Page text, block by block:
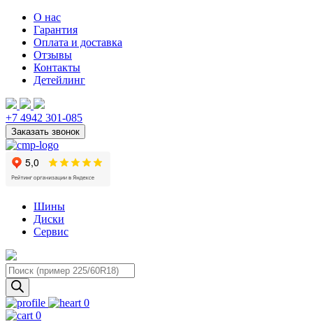
О нас
Гарантия
Оплата и доставка
Отзывы
Контакты
Детейлинг
+7 4942 301-085
Шины
Диски
Сервис
Поиск
товаров
0
0